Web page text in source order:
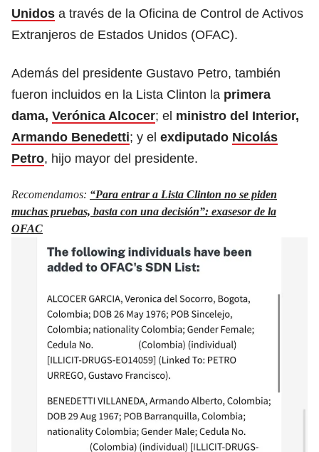
Unidos a través de la Oficina de Control de Activos
Extranjeros de Estados Unidos (OFAC).
Además del presidente Gustavo Petro, también
fueron incluidos en la Lista Clinton la primera
dama, Verónica Alcocer; el ministro del Interior,
Armando Benedetti; y el exdiputado Nicolás
Petro, hijo mayor del presidente.
Recomendamos: “Para entrar a Lista Clinton no se piden
muchas pruebas, basta con una decisión”: exasesor de la
OFAC